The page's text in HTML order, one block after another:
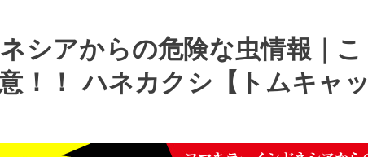
シアからの危険な虫情報｜こ
！！ ハネカクシ【トムキャッ